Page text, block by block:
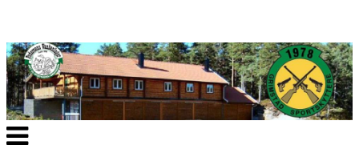
Veksle
navigasjon